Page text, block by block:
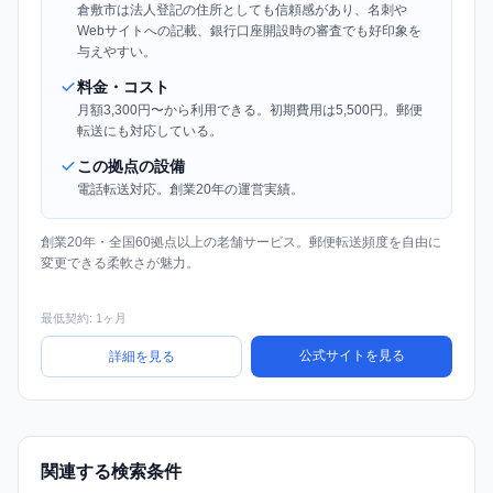
倉敷市は法人登記の住所としても信頼感があり、名刺や
Webサイトへの記載、銀行口座開設時の審査でも好印象を
与えやすい。
料金・コスト
月額3,300円〜から利用できる。初期費用は5,500円。郵便
転送にも対応している。
この拠点の設備
電話転送対応。創業20年の運営実績。
創業20年・全国60拠点以上の老舗サービス。郵便転送頻度を自由に
変更できる柔軟さが魅力。
最低契約: 1ヶ月
詳細を見る 公式サイトを見る
関連する検索条件